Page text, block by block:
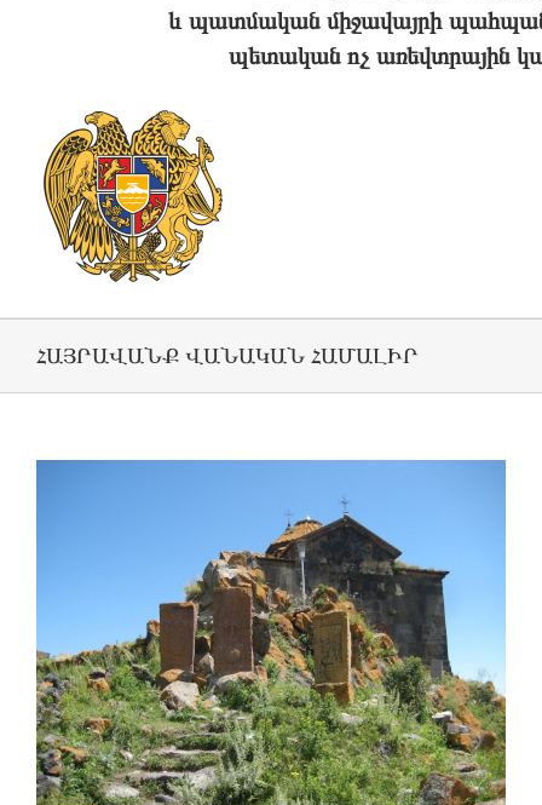
և պատմական միջավայրի
պետական ոչ առեվտրային
ՀԱՅՐԱՎԱՆՔ ՎԱՆԱԿԱՆ ՀԱՄԱԼԻՐ